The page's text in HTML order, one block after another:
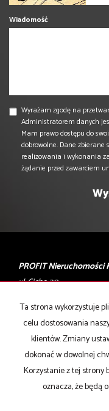
Wiadomość
Wyrażam zgodę na
Administratorem danych
Mam prawo dostępu do
dobrowolne. Dane
realizowania i wykonania
żądanie przed zawarciem
PROFIT Nieruchomości
ul. Cicha 20
T: 506 028 001, 506 028
biuro@profity.pl
Mieszkaniana
na wynajem
Działkina wynajem
Ta strona wykorzystuje
celu dostosowania
klientów. Zmiany
dokonać w dowolnej
Korzystanie z tej strony
oznacza, że będą